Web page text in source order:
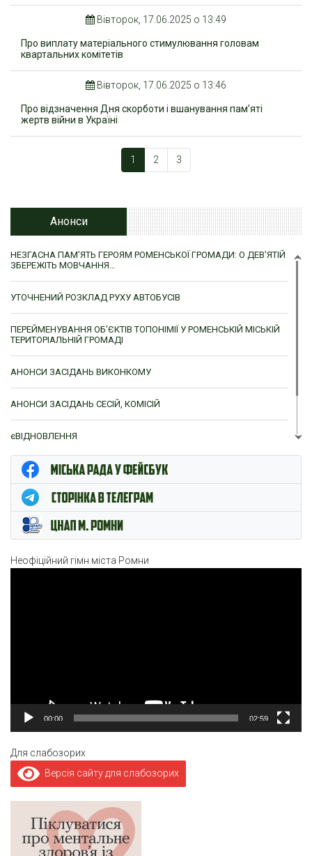
Вівторок, 17.06.2025 о 13:49
Про виплату матеріального стимулювання головам
квартальних комітетів
Вівторок, 17.06.2025 о 13:46
Про відзначення Дня скорботи і вшанування пам’яті
жертв війни в Україні
1 2 3
Анонси
НЕЗГАСНА ПАМ’ЯТЬ ГЕРОЯМ РОМЕНСЬКОЇ ГРОМАДИ: О ДЕВ’ЯТІЙ
ЗБЕРЕЖІТЬ МОВЧАННЯ…
УТОЧНЕНИЙ РОЗКЛАД РУХУ АВТОБУСІВ
ПЕРЕЙМЕНУВАННЯ ОБ’ЄКТІВ ТОПОНІМІЇ У РОМЕНСЬКІЙ МІСЬКІЙ
ТЕРИТОРІАЛЬНІЙ ГРОМАДІ
АНОНСИ ЗАСІДАНЬ ВИКОНКОМУ
АНОНСИ ЗАСІДАНЬ СЕСІЙ, КОМІСІЙ
єВІДНОВЛЕННЯ
ЦНАП м. Ромни
Неофіційний гімн міста Ромни
00:00 02:59
Для слабозорих
Версія сайту для слабозорих